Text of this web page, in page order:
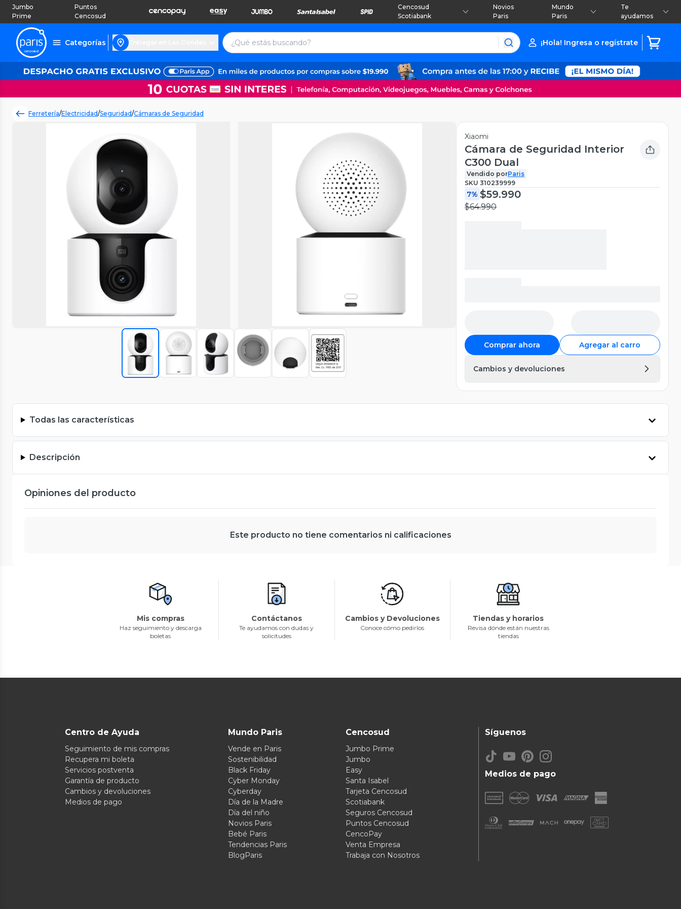
Jumbo
Prime
Puntos
Cencosud
Cencosud
Scotiabank
Novios
Paris
Mundo
Paris
Te
ayudamos
Categorías ¡Hola! Ingresa o regístrate
Ferretería/Electricidad/Seguridad/Cámaras de Seguridad
Xiaomi
Cámara de Seguridad Interior
C300 Dual
Vendido porParis
SKU 310239999
7% $59.990
$64.990
Comprar ahora Agregar al carro
Cambios y devoluciones
Todas las características
Descripción
Opiniones del producto
Este producto no tiene comentarios ni calificaciones
Mis compras
Haz seguimiento y descarga
boletas
Contáctanos
Te ayudamos con dudas y
solicitudes
Cambios y Devoluciones
Conoce cómo pedirlos
Tiendas y horarios
Revisa dónde están nuestras
tiendas
Centro de Ayuda
Seguimiento de mis compras
Recupera mi boleta
Servicios postventa
Garantía de producto
Cambios y devoluciones
Medios de pago
Mundo Paris
Vende en Paris
Sostenibilidad
Black Friday
Cyber Monday
Cyberday
Día de la Madre
Día del niño
Novios Paris
Bebé Paris
Tendencias Paris
BlogParis
Cencosud
Jumbo Prime
Jumbo
Easy
Santa Isabel
Tarjeta Cencosud
Scotiabank
Seguros Cencosud
Puntos Cencosud
CencoPay
Venta Empresa
Trabaja con Nosotros
Medios de pago
Síguenos